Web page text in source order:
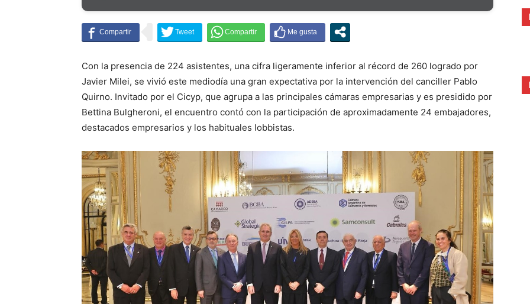
Con la presencia de 224 asistentes, una cifra ligeramente inferior al récord de 260 logrado por
Javier Milei, se vivió este mediodía una gran expectativa por la intervención del canciller Pablo
Quirno. Invitado por el Cicyp, que agrupa a las principales cámaras empresarias y es presidido por
Bettina Bulgheroni, el encuentro contó con la participación de aproximadamente 24 embajadores,
destacados empresarios y los habituales lobbistas.